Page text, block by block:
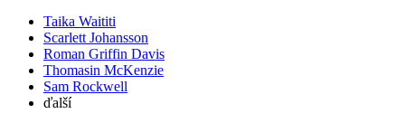
Taika Waititi
Scarlett Johansson
Roman Griffin Davis
Thomasin McKenzie
Sam Rockwell
ďalší